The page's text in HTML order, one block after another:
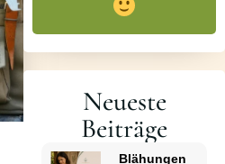
Neueste
Beiträge
Blähungen